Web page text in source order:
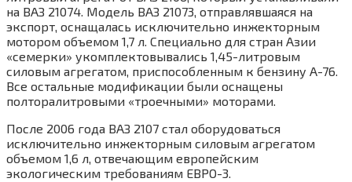
на ВАЗ 21074. Модель ВАЗ 21073, отправлявшаяся на
экспорт, оснащалась исключительно инжекторным
мотором объемом 1,7 л. Специально для стран Азии
«семерки» укомплектовывались 1,45-литровым
силовым агрегатом, приспособленным к бензину А-76.
Все остальные модификации были оснащены
полторалитровыми «троечными» моторами.
После 2006 года ВАЗ 2107 стал оборудоваться
исключительно инжекторным силовым агрегатом
объемом 1,6 л, отвечающим европейским
экологическим требованиям ЕВРО-3.